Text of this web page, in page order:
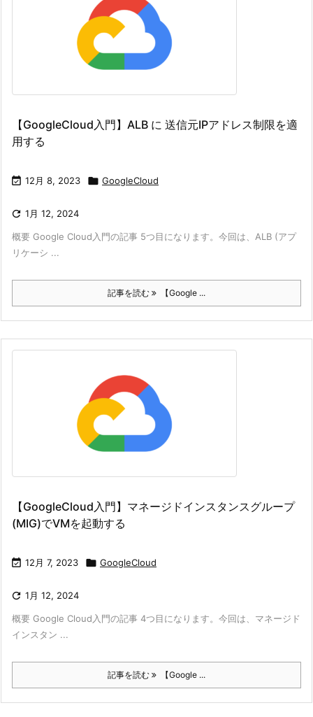
【GoogleCloud入門】ALB に 送信元IPアドレス制限を適
用する
 12月 8, 2023  GoogleCloud
 1月 12, 2024
概要 Google Cloud入門の記事 5つ目になります。今回は、ALB (アプ
リケーシ ...
記事を読む 【Google ...
【GoogleCloud入門】マネージドインスタンスグループ
(MIG)でVMを起動する
 12月 7, 2023  GoogleCloud
 1月 12, 2024
概要 Google Cloud入門の記事 4つ目になります。今回は、マネージド
インスタン ...
記事を読む 【Google ...